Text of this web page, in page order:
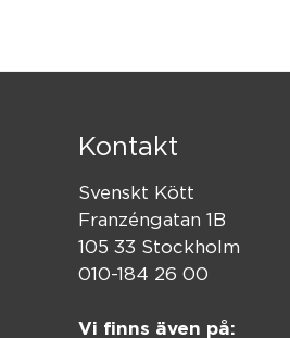
Kontakt
Svenskt Kött
Franzéngatan 1B
105 33 Stockholm
010-184 26 00
Vi finns även på: